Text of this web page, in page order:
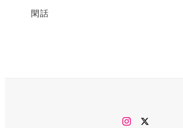
閑話
Instagram